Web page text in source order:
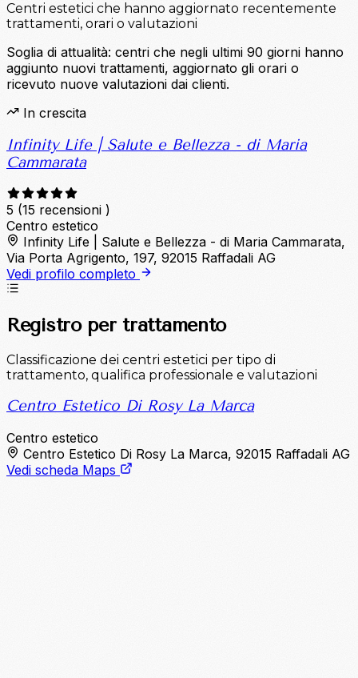
Centri estetici che hanno aggiornato recentemente
trattamenti, orari o valutazioni
Soglia di attualità: centri che negli ultimi 90 giorni hanno
aggiunto nuovi trattamenti, aggiornato gli orari o
ricevuto nuove valutazioni dai clienti.
In crescita
Infinity Life | Salute e Bellezza - di Maria
Cammarata
5 (15 recensioni )
Centro estetico
Infinity Life | Salute e Bellezza - di Maria Cammarata,
Via Porta Agrigento, 197, 92015 Raffadali AG
Vedi profilo completo
Registro per trattamento
Classificazione dei centri estetici per tipo di
trattamento, qualifica professionale e valutazioni
Centro Estetico Di Rosy La Marca
Centro estetico
Centro Estetico Di Rosy La Marca, 92015 Raffadali AG
Vedi scheda Maps